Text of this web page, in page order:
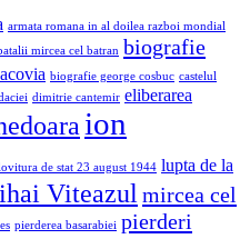
armata romana in al doilea razboi mondial
mircea cel batran biografie
biografie george cosbuc castelul
dimitrie cantemir eliberarea
ion
de stat 23 august 1944 lupta de la
Viteazul mircea cel
pierderea basarabiei pierderi